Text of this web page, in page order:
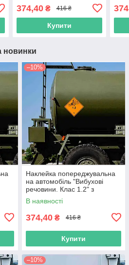
тверді речовини. Клас 4" з
оракалу
374,40₴ 416 ₴
Купити
новинки
–10%
Наклейка попереджувальна
на автомобіль "Вибухові
речовини. Клас 1.2" з
оракалу
В наявності
374,40 ₴ 416 ₴
Купити
–10%